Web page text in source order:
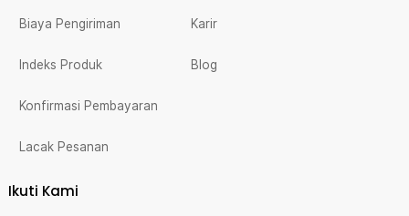
Biaya Pengiriman
Indeks Produk
Konfirmasi Pembayaran
Lacak Pesanan
Karir
Blog
Ikuti Kami